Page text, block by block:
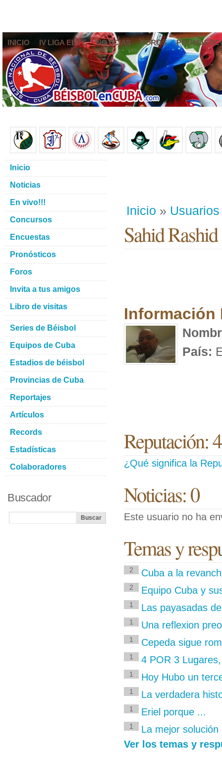
INICIO IV LIGA ELITE NOTICIAS FOROS
Inicio » Usuarios
Sahid Rashid
Información
País:
Reputación:
¿Qué significa la
Noticias: 0
Este usuario no ha
Temas y
2 Cuba a la
2 Equipo Cuba y
1 Las payasadas
1 Una reflexion
1 Cepeda sigue
1 4 POR 3
1 Hoy Hubo un
1 La verdadera
1 Eriel porque ...
1
La mejor
Ver los temas y
Inicio
Noticias
En vivo!!!
Concursos
Encuestas
Pronósticos
Foros
Invita a tus amigos
Libro de visitas
Series de Béisbol
Equipos de Cuba
Estadios de béisbol
Provincias de Cuba
Reportajes
Artículos
Records
Estadísticas
Colaboradores
Buscador